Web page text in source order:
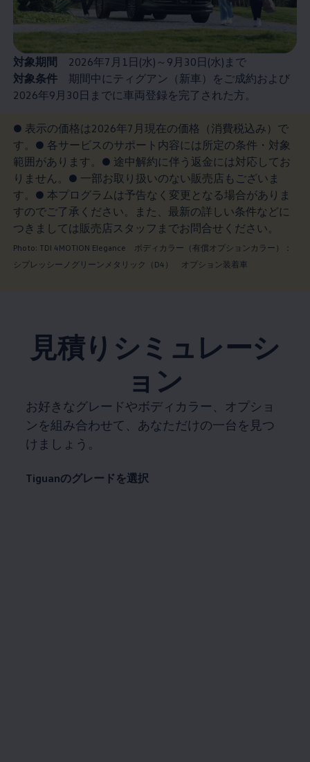
対象期間 2026年7月1日(水)～9月30日(水)まで
対象条件期間中にティグアン（新車）をご成約および
2026年9月30日までに車両登録を完了された方。
● 表示の価格は2026年7月現在の価格（消費税込み）で
す。● 各サービスのサポート内容には所定の条件・対象
範囲があります。● 途中解約に伴う返金には対応してお
りません。● 一部お取り扱いのない販売店もございま
す。● 本プログラムは予告なく変更となる場合がありま
すのでご了承ください。また、最新の詳しい条件などに
つきましては販売店スタッフまでお問合せください。
Photo: TDI 4MOTION Elegance ボディカラー（有償オプションカラー）：
シプレッシーノグリーンメタリック（D4） オプション装着車
見積りシミュレーシ
ョン
お好きなグレードやボディカラー、オプショ
ンを組み合わせて、あなただけの一台を見つ
けましょう。
Tiguanのグレードを選択